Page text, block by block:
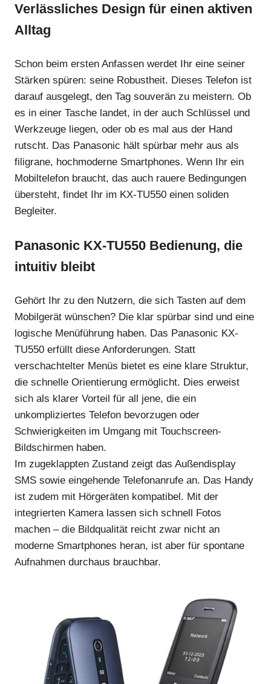
Verlässliches Design für einen aktiven
Alltag
Schon beim ersten Anfassen werdet Ihr eine seiner
Stärken spüren: seine Robustheit. Dieses Telefon ist
darauf ausgelegt, den Tag souverän zu meistern. Ob
es in einer Tasche landet, in der auch Schlüssel und
Werkzeuge liegen, oder ob es mal aus der Hand
rutscht. Das Panasonic hält spürbar mehr aus als
filigrane, hochmoderne Smartphones. Wenn Ihr ein
Mobiltelefon braucht, das auch rauere Bedingungen
übersteht, findet Ihr im KX-TU550 einen soliden
Begleiter.
Panasonic KX-TU550 Bedienung, die
intuitiv bleibt
Gehört Ihr zu den Nutzern, die sich Tasten auf dem
Mobilgerät wünschen? Die klar spürbar sind und eine
logische Menüführung haben. Das Panasonic KX-
TU550 erfüllt diese Anforderungen. Statt
verschachtelter Menüs bietet es eine klare Struktur,
die schnelle Orientierung ermöglicht. Dies erweist
sich als klarer Vorteil für all jene, die ein
unkompliziertes Telefon bevorzugen oder
Schwierigkeiten im Umgang mit Touchscreen-
Bildschirmen haben.
Im zugeklappten Zustand zeigt das Außendisplay
SMS sowie eingehende Telefonanrufe an. Das Handy
ist zudem mit Hörgeräten kompatibel. Mit der
integrierten Kamera lassen sich schnell Fotos
machen – die Bildqualität reicht zwar nicht an
moderne Smartphones heran, ist aber für spontane
Aufnahmen durchaus brauchbar.